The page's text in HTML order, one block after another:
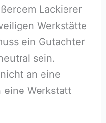
Lackierer
Werkstätte
ein Gutachter
sein.
an eine
eine Werkstatt